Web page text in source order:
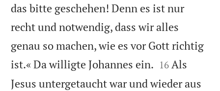
das bitte geschehen! Denn es ist nur
recht und notwendig, dass wir alles
genau so machen, wie es vor Gott richtig
ist.« Da willigte Johannes ein. 

16 Als
Jesus untergetaucht war und wieder aus